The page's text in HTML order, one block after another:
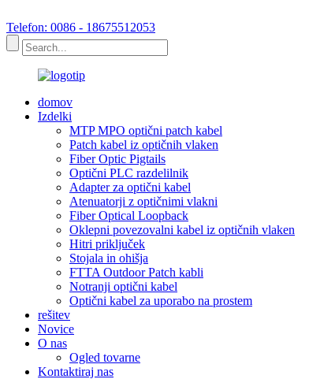
Telefon: 0086 - 18675512053
domov
Izdelki
MTP MPO optični patch kabel
Patch kabel iz optičnih vlaken
Fiber Optic Pigtails
Optični PLC razdelilnik
Adapter za optični kabel
Atenuatorji z optičnimi vlakni
Fiber Optical Loopback
Oklepni povezovalni kabel iz optičnih vlaken
Hitri priključek
Stojala in ohišja
FTTA Outdoor Patch kabli
Notranji optični kabel
Optični kabel za uporabo na prostem
rešitev
Novice
O nas
Ogled tovarne
Kontaktiraj nas